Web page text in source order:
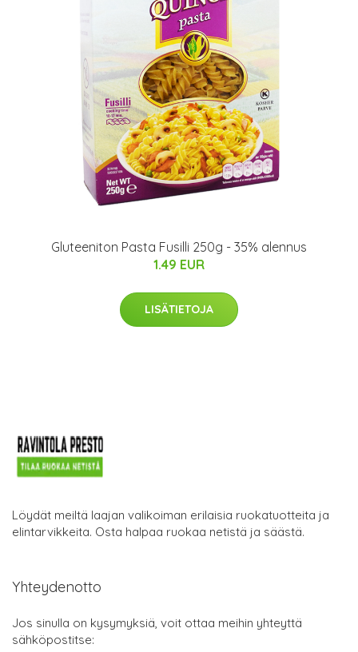
Gluteeniton Pasta Fusilli 250g - 35% alennus
1.49 EUR
LISÄTIETOJA
Löydät meiltä laajan valikoiman erilaisia ruokatuotteita ja
elintarvikkeita. Osta halpaa ruokaa netistä ja säästä.
Yhteydenotto
Jos sinulla on kysymyksiä, voit ottaa meihin yhteyttä
sähköpostitse: